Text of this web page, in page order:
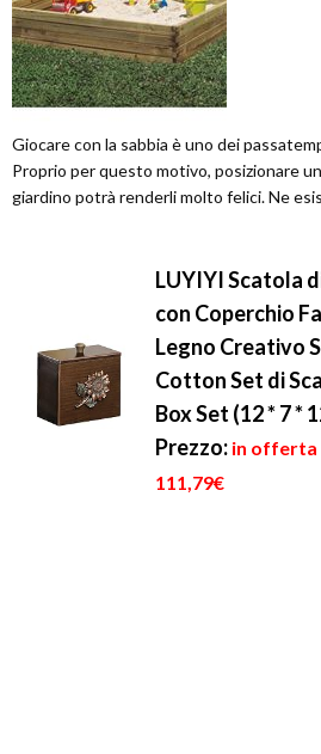
Giocare con la sabbia è uno dei
Proprio per questo motivo, posizionare
giardino potrà renderli molto felici. Ne
LUYIYI Scatola
con Coperchio
Legno Creativo
Cotton Set di
Box Set (12 * 7 *
Prezzo: in offerta
111,79€